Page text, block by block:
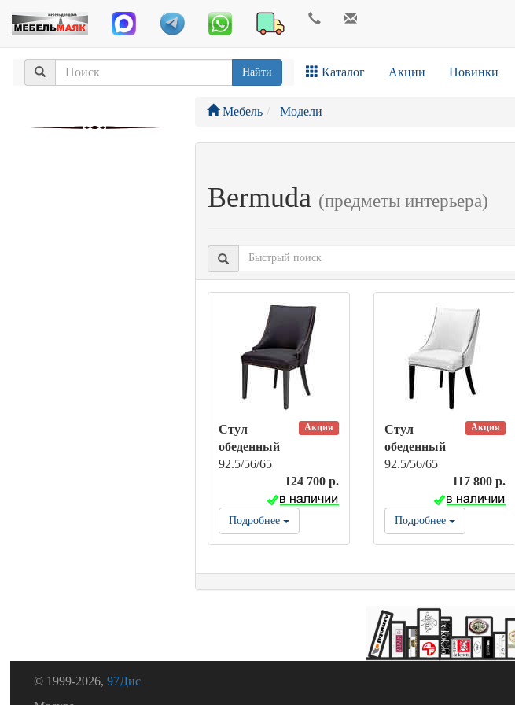
Найти Каталог Акции Новинки
Мебель Модели
Bermuda (предметы интерьера)
Акция
Стул
обеденный
92.5/56/65
124 700 р.
Подробнее
Акция
Стул
обеденный
92.5/56/65
117 800 р.
Подробнее
© 1999-2026,97Дис